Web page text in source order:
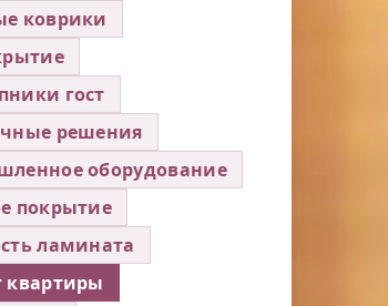
коврики
гост
решения
оборудование
покрытие
ламината
квартиры